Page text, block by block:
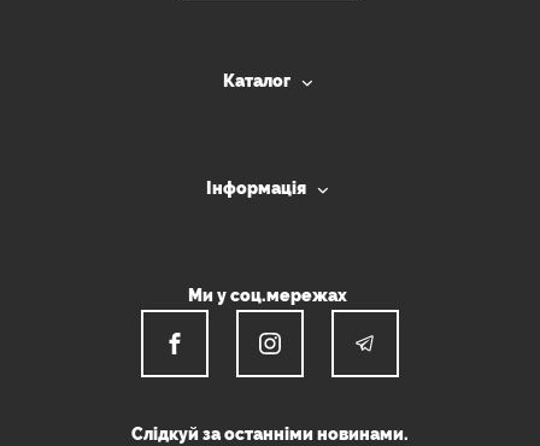
Каталог
Інформація
Ми у соц.мережах
Слідкуй за останніми новинами.